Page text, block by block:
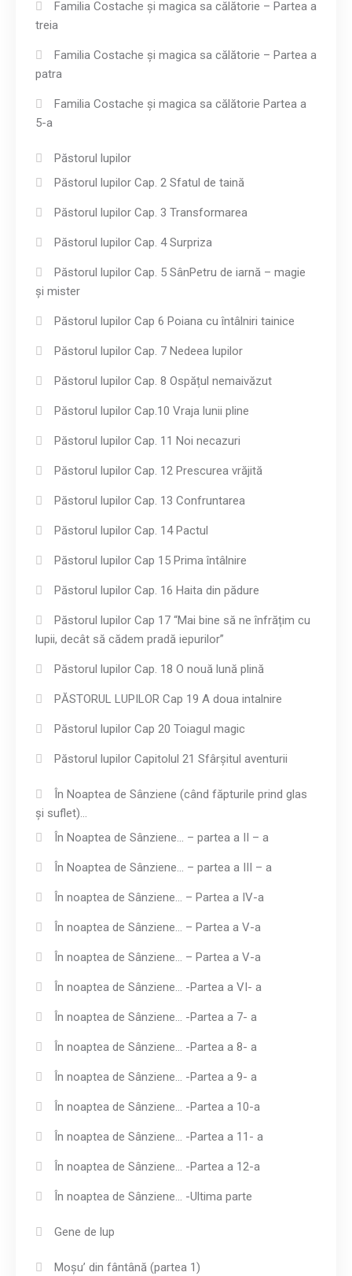
Familia Costache și magica sa călătorie – Partea a
treia
Familia Costache și magica sa călătorie – Partea a
patra
Familia Costache și magica sa călătorie Partea a
5-a
Păstorul lupilor
Păstorul lupilor Cap. 2 Sfatul de taină
Păstorul lupilor Cap. 3 Transformarea
Păstorul lupilor Cap. 4 Surpriza
Păstorul lupilor Cap. 5 SânPetru de iarnă – magie
și mister
Păstorul lupilor Cap 6 Poiana cu întâlniri tainice
Păstorul lupilor Cap. 7 Nedeea lupilor
Păstorul lupilor Cap. 8 Ospățul nemaivăzut
Păstorul lupilor Cap.10 Vraja lunii pline
Păstorul lupilor Cap. 11 Noi necazuri
Păstorul lupilor Cap. 12 Prescurea vrăjită
Păstorul lupilor Cap. 13 Confruntarea
Păstorul lupilor Cap. 14 Pactul
Păstorul lupilor Cap 15 Prima întâlnire
Păstorul lupilor Cap. 16 Haita din pădure
Păstorul lupilor Cap 17 “Mai bine să ne înfrățim cu
lupii, decât să cădem pradă iepurilor”
Păstorul lupilor Cap. 18 O nouă lună plină
PĂSTORUL LUPILOR Cap 19 A doua intalnire
Păstorul lupilor Cap 20 Toiagul magic
Păstorul lupilor Capitolul 21 Sfârșitul aventurii
În Noaptea de Sânziene (când făpturile prind glas
și suflet)…
În Noaptea de Sânziene… – partea a II – a
În Noaptea de Sânziene… – partea a III – a
În noaptea de Sânziene… – Partea a IV-a
În noaptea de Sânziene… – Partea a V-a
În noaptea de Sânziene… – Partea a V-a
În noaptea de Sânziene… -Partea a VI- a
În noaptea de Sânziene… -Partea a 7- a
În noaptea de Sânziene… -Partea a 8- a
În noaptea de Sânziene… -Partea a 9- a
În noaptea de Sânziene… -Partea a 10-a
În noaptea de Sânziene… -Partea a 11- a
În noaptea de Sânziene… -Partea a 12-a
În noaptea de Sânziene… -Ultima parte
Gene de lup
Moșu’ din fântână (partea 1)